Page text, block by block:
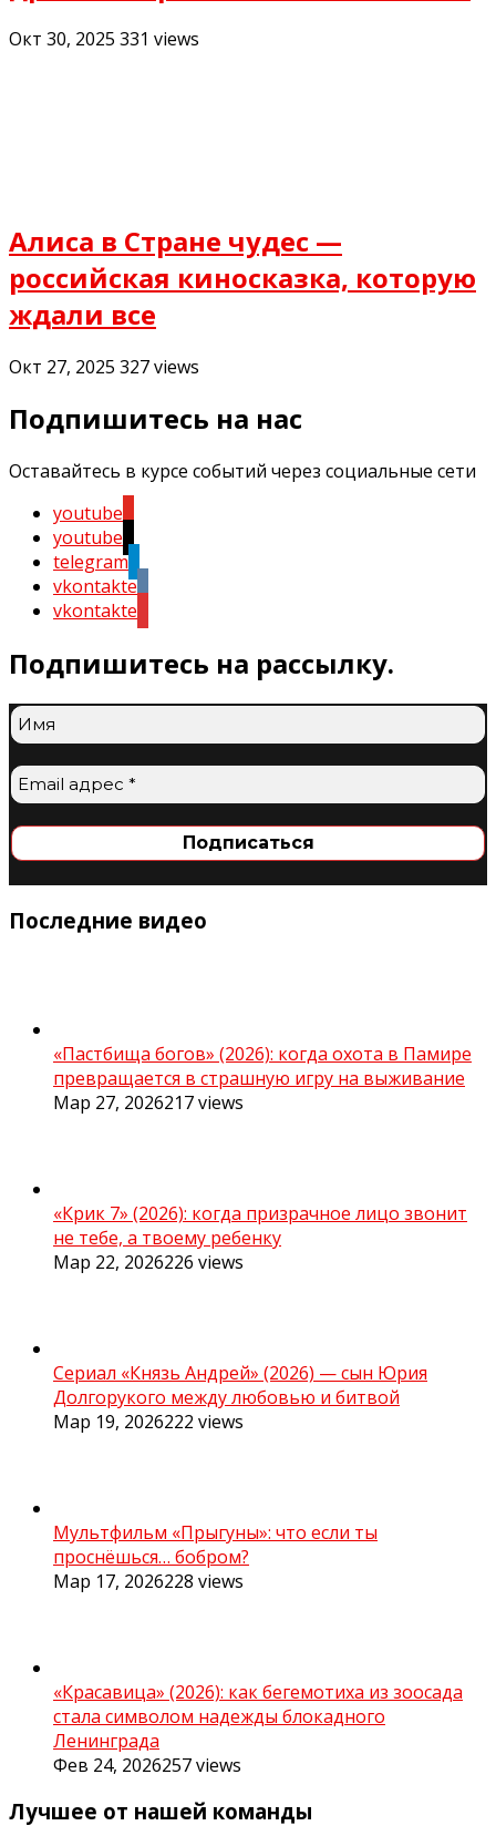
Окт 30, 2025 331 views
Алиса в Стране чудес —
российская киносказка, которую
ждали все
Окт 27, 2025 327views
Подпишитесь на нас
Оставайтесь в курсе событий через социальные сети
youtube
youtube
telegram
vkontakte
vkontakte
Подпишитесь на рассылку.
Последние видео
«Пастбища богов» (2026): когда охота в Памире
превращается в страшную игру на выживание
Мар 27, 2026217views
«Крик 7» (2026): когда призрачное лицо звонит
не тебе, а твоему ребенку
Мар 22, 2026226 views
Сериал «Князь Андрей» (2026) — сын Юрия
Долгорукого между любовью и битвой
Мар 19, 2026222 views
Мультфильм «Прыгуны»: что если ты
проснёшься… бобром?
Мар 17, 2026228 views
«Красавица» (2026): как бегемотиха из зоосада
стала символом надежды блокадного
Ленинграда
Фев 24, 2026257views
Лучшее от нашей команды